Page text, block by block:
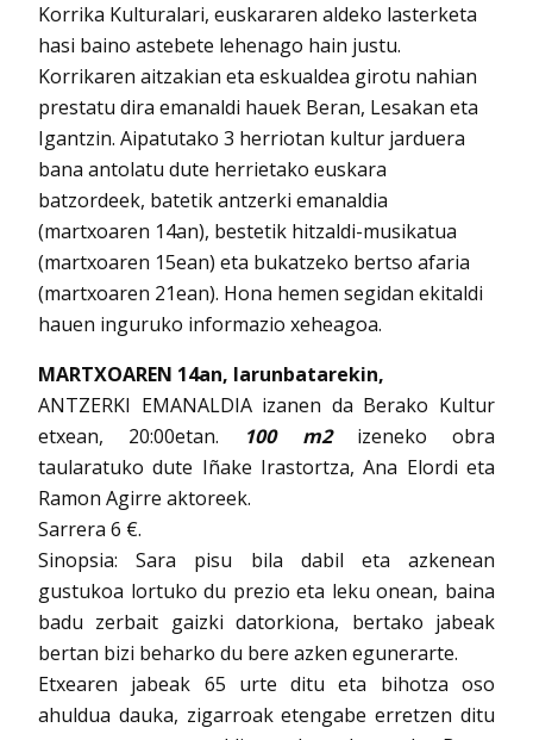
Korrika Kulturalari, euskararen aldeko lasterketa
hasi baino astebete lehenago hain justu.
Korrikaren aitzakian eta eskualdea girotu nahian
prestatu dira emanaldi hauek Beran, Lesakan eta
Igantzin. Aipatutako 3 herriotan kultur jarduera
bana antolatu dute herrietako euskara
batzordeek, batetik antzerki emanaldia
(martxoaren 14an), bestetik hitzaldi-musikatua
(martxoaren 15ean) eta bukatzeko bertso afaria
(martxoaren 21ean). Hona hemen segidan ekitaldi
hauen inguruko informazio xeheagoa.
MARTXOAREN 14an, larunbatarekin,
ANTZERKI EMANALDIA izanen da Berako Kultur
etxean, 20:00etan.
100 m2izeneko obra
taularatuko dute Iñake Irastortza, Ana Elordi eta
Ramon Agirre aktoreek.
Sarrera 6 €.
Sinopsia: Sara pisu bila dabil eta azkenean
gustukoa lortuko du prezio eta leku onean, baina
badu zerbait gaizki datorkiona, bertako jabeak
bertan bizi beharko du bere azken egunerarte.
Etxearen jabeak 65 urte ditu eta bihotza oso
ahuldua dauka, zigarroak etengabe erretzen ditu